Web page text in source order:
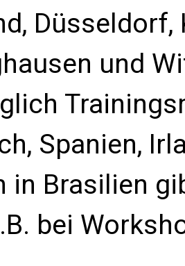
Düsseldorf,
und
Spanien,
in Brasilien
bei